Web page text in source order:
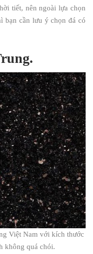
tiết, nên ngoài lựa chọn
bạn cần lưu ý chọn đá có
Việt Nam với kích thước
không quá chói.